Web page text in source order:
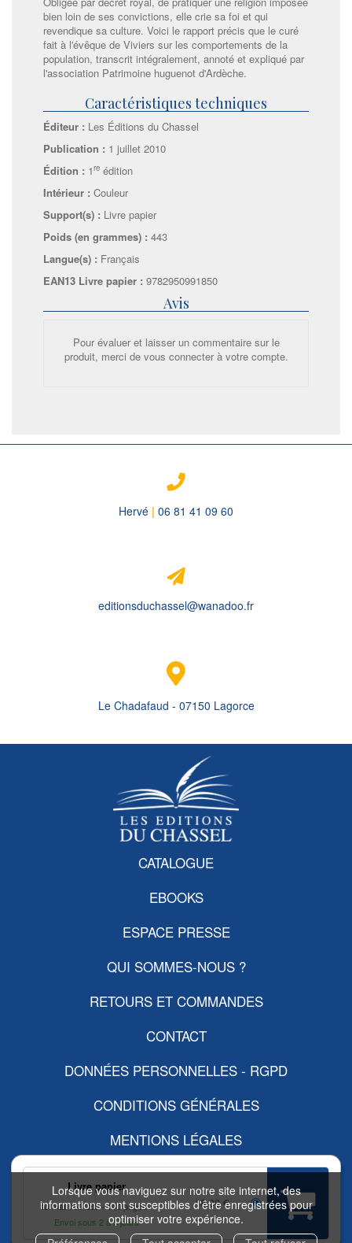
Lorsque vous naviguez sur notre site internet, des
informations sont susceptibles d'être enregistrées pour
optimiser votre expérience.
Livre papier
format 165/230 140 pages
Envoi sous 2 à 5 jours
18,00 €
bien loin de ses convictions, elle crie sa foi et qui
revendique sa culture. Voici le rapport précis que le curé
fait à l'évêque de Viviers sur les comportements de la
population, transcrit intégralement, annoté et expliqué par
l'association Patrimoine huguenot d'Ardèche.
Caractéristiques techniques
Éditeur : Les Éditions du Chassel
Publication : 1 juillet 2010
Édition : 1re édition
Intérieur : Couleur
Support(s) : Livre papier
Poids (en grammes) : 443
Langue(s) : Français
EAN13 Livre papier : 9782950991850
Avis
Pour évaluer et laisser un commentaire sur le
produit, merci de vous connecter à votre compte.
Hervé | 06 81 41 09 60
editionsduchassel@wanadoo.fr
Le Chadafaud - 07150 Lagorce
CATALOGUE
EBOOKS
ESPACE PRESSE
QUI SOMMES-NOUS ?
RETOURS ET COMMANDES
CONTACT
DONNÉES PERSONNELLES - RGPD
CONDITIONS GÉNÉRALES
MENTIONS LÉGALES
FAQ
FLUX RSS